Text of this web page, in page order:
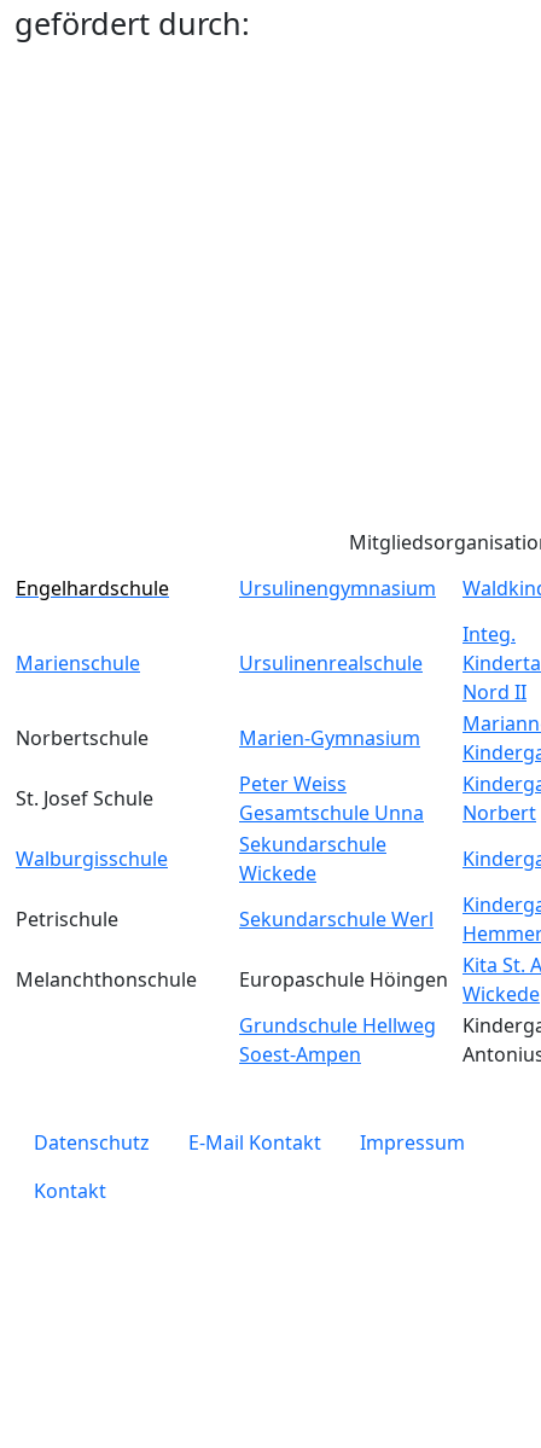
gefördert durch:
Engelhardschule
Ursulinengymnasium
Marienschule Ursulinenrealschule
Integ.
Nord II
Norbertschule
Marien-Gymnasium
St. Josef Schule
Peter Weiss
Gesamtschule Unna
Norbert
Walburgisschule
Sekundarschule
Wickede
Petrischule Sekundarschule Werl
Melanchthonschule
Europaschule Höingen
Kita St.
Wickede
Grundschule Hellweg
Soest-Ampen
legals
Datenschutz E-Mail Kontakt
Impressum
Kontakt